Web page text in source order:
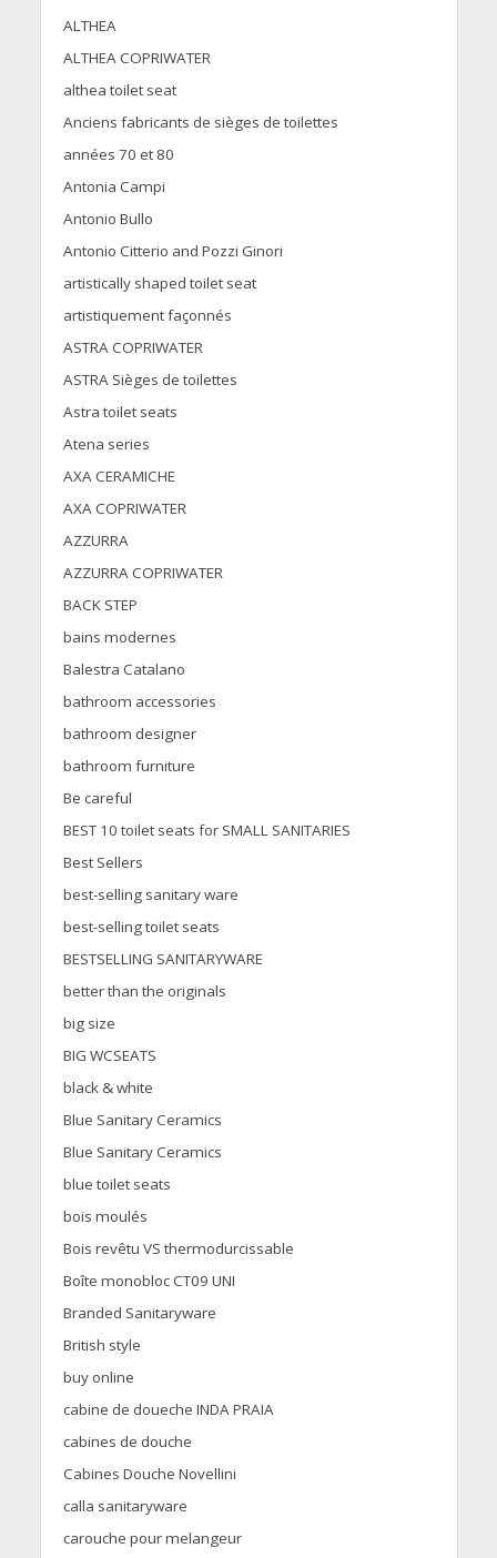
ALTHEA
ALTHEA COPRIWATER
althea toilet seat
Anciens fabricants de sièges de toilettes
années 70 et 80
Antonia Campi
Antonio Bullo
Antonio Citterio and Pozzi Ginori
artistically shaped toilet seat
artistiquement façonnés
ASTRA COPRIWATER
ASTRA Sièges de toilettes
Astra toilet seats
Atena series
AXA CERAMICHE
AXA COPRIWATER
AZZURRA
AZZURRA COPRIWATER
BACK STEP
bains modernes
Balestra Catalano
bathroom accessories
bathroom designer
bathroom furniture
Be careful
BEST 10 toilet seats for SMALL SANITARIES
Best Sellers
best-selling sanitary ware
best-selling toilet seats
BESTSELLING SANITARYWARE
better than the originals
big size
BIG WCSEATS
black & white
Blue Sanitary Ceramics
Blue Sanitary Ceramics
blue toilet seats
bois moulés
Bois revêtu VS thermodurcissable
Boîte monobloc CT09 UNI
Branded Sanitaryware
British style
buy online
cabine de doueche INDA PRAIA
cabines de douche
Cabines Douche Novellini
calla sanitaryware
carouche pour melangeur